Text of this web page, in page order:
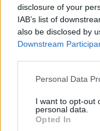
disclosure of your
IAB’s list of
also be disclosed by
Downstream
Please note that this
not limited to your
grant or deny
use your data for
Personal Data
I want to opt-out
personal data.
Opted In
16:21
A brit-thai
Egyelőre Verstappen